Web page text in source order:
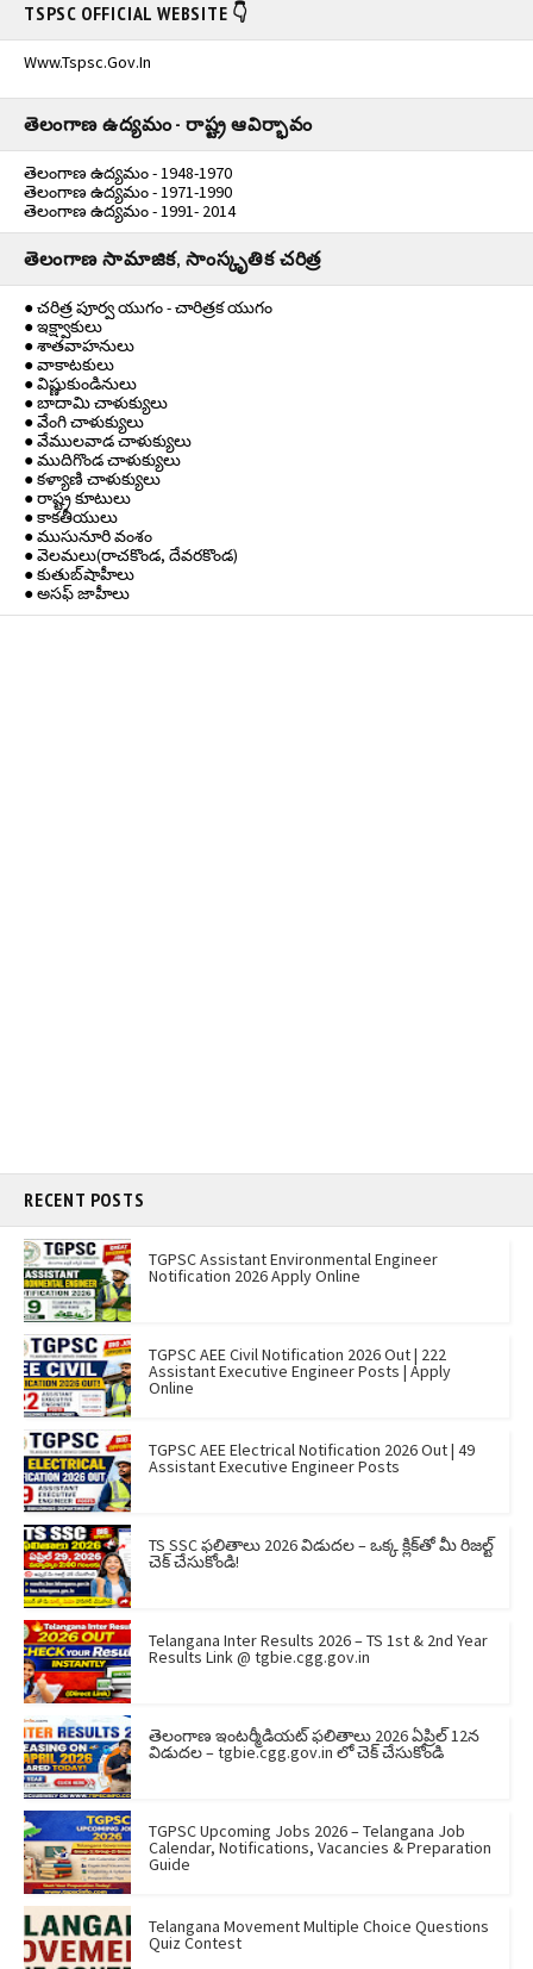
TSPSC OFFICIAL WEBSITE 👇
Www.tspsc.gov.in
తెలంగాణ ఉద్యమం - రాష్ట్ర ఆవిర్భావం
తెలంగాణ ఉద్యమం - 1948-1970
తెలంగాణ ఉద్యమం - 1971-1990
తెలంగాణ ఉద్యమం - 1991- 2014
తెలంగాణ సామాజిక, సాంస్కృతిక చరిత్ర
● చరిత్ర పూర్వ యుగం - చారిత్రక యుగం
● ఇక్ష్వాకులు
● శాతవాహనులు
● వాకాటకులు
● విష్ణుకుండినులు
● బాదామి చాళుక్యులు
● వేంగి చాళుక్యులు
● వేములవాడ చాళుక్యులు
● ముదిగొండ చాళుక్యులు
● కళ్యాణి చాళుక్యులు
● రాష్ట్ర కూటులు
● కాకతీయులు
● ముసునూరి వంశం
● వెలమలు(రాచకొండ, దేవరకొండ)
● కుతుబ్‌షాహీలు
● అసఫ్ జాహీలు
RECENT POSTS
TGPSC Assistant Environmental Engineer
Notification 2026 Apply Online
TGPSC AEE Civil Notification 2026 Out | 222
Assistant Executive Engineer Posts | Apply
Online
TGPSC AEE Electrical Notification 2026 Out | 49
Assistant Executive Engineer Posts
TS SSC ఫలితాలు 2026 విడుదల – ఒక్క క్లిక్‌తో మీ రిజల్ట్
చెక్ చేసుకోండి!
Telangana Inter Results 2026 – TS 1st & 2nd Year
Results Link @ tgbie.cgg.gov.in
తెలంగాణ ఇంటర్మీడియట్ ఫలితాలు 2026 ఏప్రిల్ 12న
విడుదల – tgbie.cgg.gov.in లో చెక్ చేసుకోండి
TGPSC Upcoming Jobs 2026 – Telangana Job
Calendar, Notifications, Vacancies & Preparation
Guide
Telangana Movement Multiple Choice Questions
Quiz Contest